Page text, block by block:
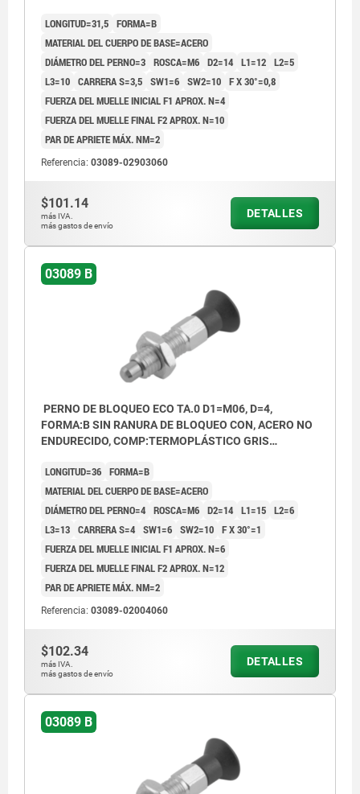
LONGITUD=31,5 FORMA=B
MATERIAL DEL CUERPO DE BASE=ACERO
DIÁMETRO DEL PERNO=3 ROSCA=M6 D2=14 L1=12 L2=5
L3=10 CARRERA S=3,5 SW1=6 SW2=10 F X 30°=0,8
FUERZA DEL MUELLE INICIAL F1 APROX. N=4
FUERZA DEL MUELLE FINAL F2 APROX. N=10
PAR DE APRIETE MÁX. NM=2
Referencia: 03089-02903060
$101.14
más IVA.
más gastos de envío
DETALLES
03089 B
PERNO DE BLOQUEO ECO TA.0 D1=M06, D=4,
FORMA:B SIN RANURA DE BLOQUEO CON, ACERO NO
ENDURECIDO, COMP:TERMOPLÁSTICO GRIS
LONGITUD=36 FORMA=B
MATERIAL DEL CUERPO DE BASE=ACERO
DIÁMETRO DEL PERNO=4 ROSCA=M6 D2=14 L1=15 L2=6
L3=13 CARRERA S=4 SW1=6 SW2=10 F X 30°=1
FUERZA DEL MUELLE INICIAL F1 APROX. N=6
FUERZA DEL MUELLE FINAL F2 APROX. N=12
PAR DE APRIETE MÁX. NM=2
Referencia: 03089-02004060
$102.34
más IVA.
más gastos de envío
DETALLES
03089 B